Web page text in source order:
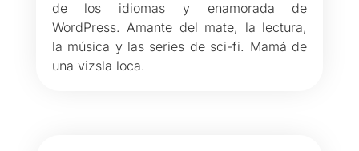
de los idiomas y enamorada de
WordPress. Amante del mate, la lectura,
la música y las series de sci-fi. Mamá de
una vizsla loca.